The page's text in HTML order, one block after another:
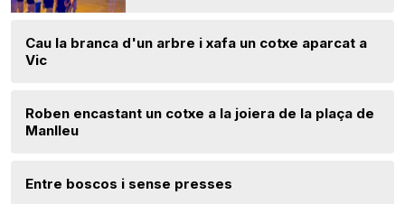
Cau la branca d'un arbre i xafa un cotxe aparcat a
Vic
Roben encastant un cotxe a la joiera de la plaça de
Manlleu
Entre boscos i sense presses